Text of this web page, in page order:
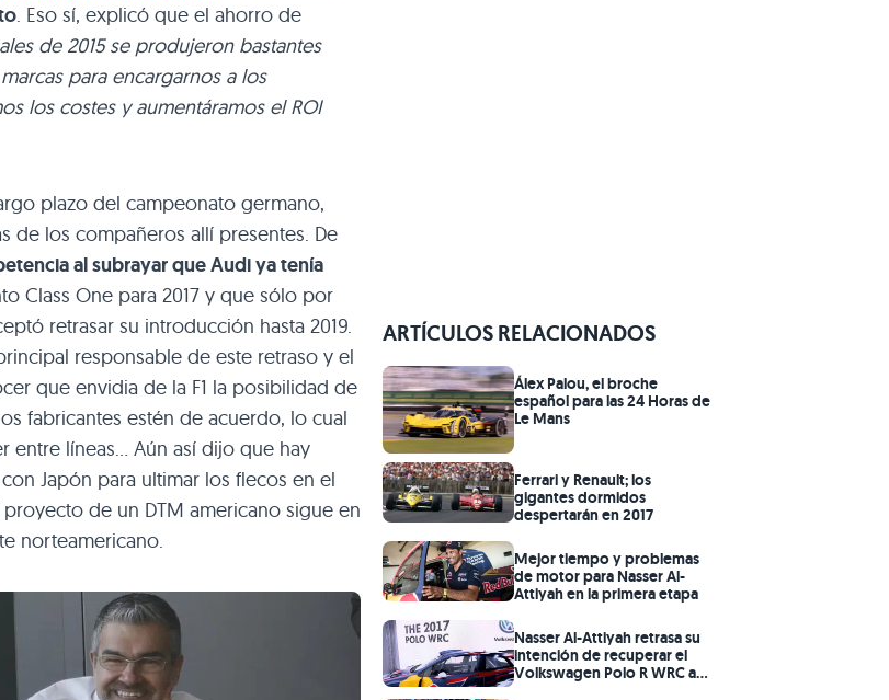
. Eso sí, explicó que el ahorro de
de 2015 se produjeron bastantes
para encargarnos a los
los costes y aumentáramos el ROI
plazo del campeonato germano,
de los compañeros allí presentes. De
al subrayar que Audi ya tenía
Class One para 2017 y que sólo por
retrasar su introducción hasta 2019.
responsable de este retraso y el
que envidia de la F1 la posibilidad de
fabricantes estén de acuerdo, lo cual
entre líneas… Aún así dijo que hay
Japón para ultimar los flecos en el
de un DTM americano sigue en
norteamericano.
ARTÍCULOS RELACIONADOS
Álex Palou, el broche
español para las 24 Horas de
Le Mans
Ferrari y Renault; los
gigantes dormidos
despertarán en 2017
Mejor tiempo y problemas
de motor para Nasser Al-
Attiyah en la primera etapa
Nasser Al-Attiyah retrasa su
intención de recuperar el
Volkswagen Polo R WRC a